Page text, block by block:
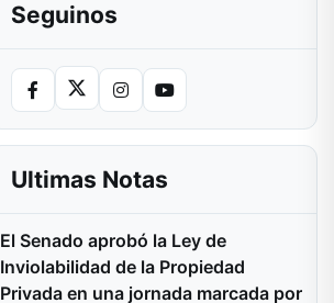
Seguinos
Ultimas Notas
El Senado aprobó la Ley de
Inviolabilidad de la Propiedad
Privada en una jornada marcada por